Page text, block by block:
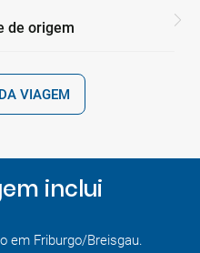
de origem
VIAGEM
inclui
em Friburgo/Breisgau.